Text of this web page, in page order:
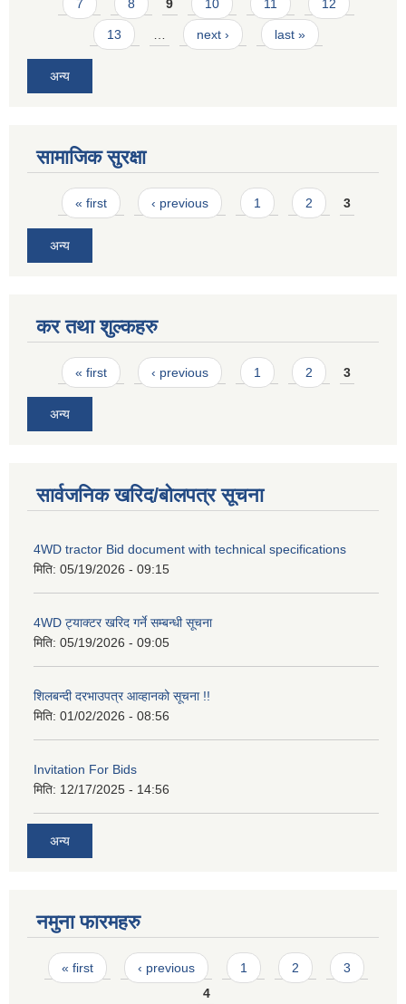
7 8 9 10 11 12
13 next › last »
अन्य
सामाजिक सुरक्षा
Pages
« first ‹ previous 1 2 3
अन्य
कर तथा शुल्कहरु
Pages
« first ‹ previous 1 2 3
अन्य
सार्वजनिक खरिद/बोलपत्र सूचना
4WD tractor Bid document with technical specifications
मिति: 05/19/2026 - 09:15
4WD ट्याक्टर खरिद गर्ने सम्बन्धी सूचना
मिति: 05/19/2026 - 09:05
शिलबन्दी दरभाउपत्र आव्हानको सूचना !!
मिति: 01/02/2026 - 08:56
Invitation For Bids
मिति: 12/17/2025 - 14:56
अन्य
नमुना फारमहरु
Pages
« first ‹ previous 1 2
3
4